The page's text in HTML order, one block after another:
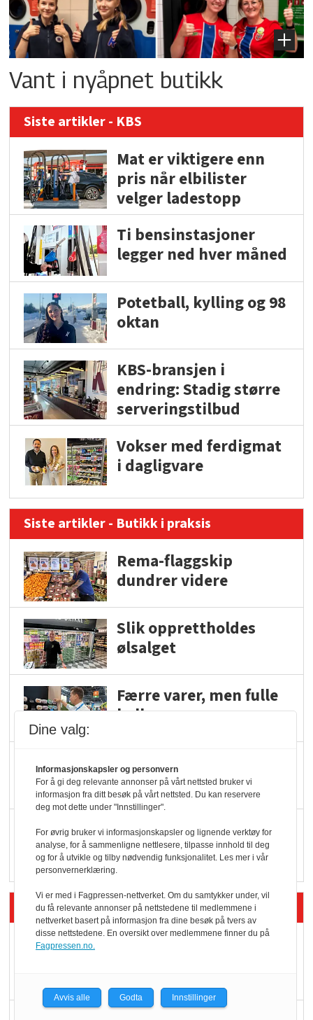
Vant i nyåpnet butikk
Siste artikler - KBS
Mat er viktigere enn
pris når elbilister
velger ladestopp
Ti bensinstasjoner
legger ned hver måned
Potetball, kylling og 98
oktan
KBS-bransjen i
endring: Stadig større
serveringstilbud
Vokser med ferdigmat
i dagligvare
Siste artikler - Butikk i praksis
Rema-flaggskip
dundrer videre
Slik opprettholdes
ølsalget
Færre varer, men fulle
hyller
KI lager mat i butikken
Q passerte 1 milliard i
Rema i 2025
Siste artikler - Økologisk
Kolonihagens norske
melkemangel
Dine valg:
Informasjonskapsler og personvern
For å gi deg relevante annonser på vårt nettsted bruker vi
informasjon fra ditt besøk på vårt nettsted. Du kan reservere
deg mot dette under "Innstillinger".
For øvrig bruker vi informasjonskapsler og lignende verktøy for
analyse, for å sammenligne nettlesere, tilpasse innhold til deg
og for å utvikle og tilby nødvendig funksjonalitet. Les mer i vår
personvernerklæring.
Vi er med i Fagpressen-nettverket. Om du samtykker under, vil
du få relevante annonser på nettstedene til medlemmene i
nettverket basert på informasjon fra dine besøk på tvers av
disse nettstedene. En oversikt over medlemmene finner du på
Fagpressen.no.
Avvis alle Godta Innstillinger